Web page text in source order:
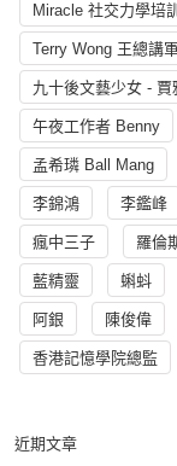
Miracle 社交力學培
Terry Wong 王總講
九十後文藝少女 - 賈
午夜工作者 Benny
孟希璘 Ball Mang
李錦鴻 李鑑峰
瘋中三子 羅倫
藍精靈 蝌蚪
阿銀 陳俊偉
香港記憶學院總監
近期文章